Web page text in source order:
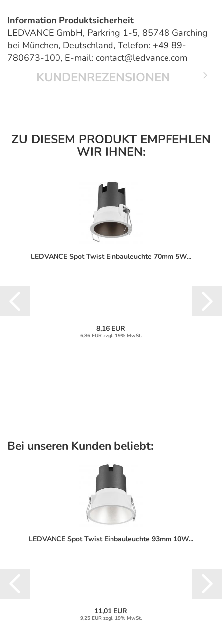
Information Produktsicherheit
LEDVANCE GmbH, Parkring 1-5, 85748 Garching
bei München, Deutschland, Telefon: +49 89-
780673-100, E-mail: contact@ledvance.com
KUNDENREZENSIONEN
ZU DIESEM PRODUKT EMPFEHLEN
WIR IHNEN:
LEDVANCE Spot Twist Einbauleuchte 70mm 5W...
8,16 EUR
6,86 EUR zzgl. 19% MwSt.
Bei unseren Kunden beliebt:
LEDVANCE Spot Twist Einbauleuchte 93mm 10W...
11,01 EUR
9,25 EUR zzgl. 19% MwSt.